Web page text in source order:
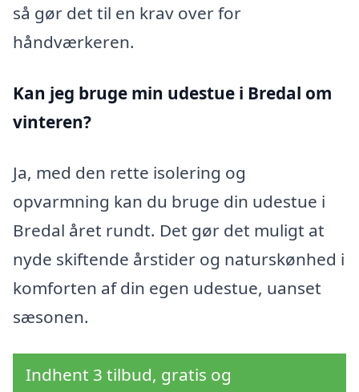
så gør det til en krav over for
håndværkeren.
Kan jeg bruge min udestue i Bredal om
vinteren?
Ja, med den rette isolering og
opvarmning kan du bruge din udestue i
Bredal året rundt. Det gør det muligt at
nyde skiftende årstider og naturskønhed i
komforten af din egen udestue, uanset
sæsonen.
Indhent 3 tilbud, gratis og